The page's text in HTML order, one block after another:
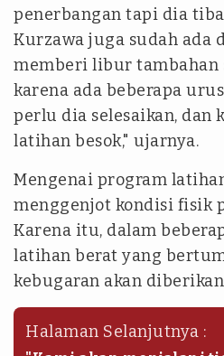
penerbangan tapi dia
Kurzawa juga sudah ada
memberi libur tambahan
karena ada beberapa
perlu dia selesaikan, dan
latihan besok," ujarnya.
Mengenai program
menggenjot kondisi fisik
Karena itu, dalam
latihan berat yang
kebugaran akan
Halaman Selanjutnya :